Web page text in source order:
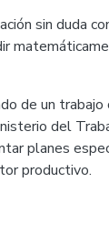
sin duda
de un
del
planes
productivo.